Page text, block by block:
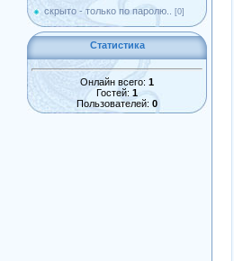
скрыто - только по паролю.. [0]
Статистика
Онлайн всего: 1
Гостей: 1
Пользователей: 0